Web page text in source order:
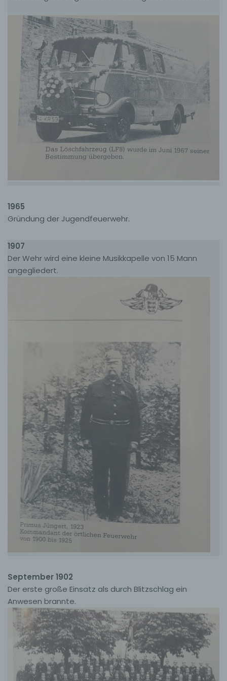
1965
Gründung der Jugendfeuerwehr.
1907
Der Wehr wird eine kleine Musikkapelle von 15 Mann
angegliedert.
September 1902
Der erste große Einsatz als durch Blitzschlag ein
Anwesen brannte.
diese Daten im Bedarfsfall ermöglichen,
begangene Straftaten aufzuklären. Insofern ist die
Speicherung dieser Daten zur Absicherung des für
die Verarbeitung Verantwortlichen erforderlich.
Eine Weitergabe dieser Daten an Dritte erfolgt
grundsätzlich nicht, sofern keine gesetzliche
Pflicht zur Weitergabe besteht oder die Weitergabe
der Strafverfolgung dient.
Die Registrierung der betroffenen Person unter
freiwilliger Angabe personenbezogener Daten
dient dem für die Verarbeitung Verantwortlichen
dazu, der betroffenen Person Inhalte oder
Leistungen anzubieten, die aufgrund der Natur der
Sache nur registrierten Benutzern angeboten
werden können. Registrierten Personen steht die
angegebenen personenbezogenen Daten
Datenbestand des für die Verarbeitung
Verantwortlichen löschen zu lassen.
jeder betroffenen Person jederzeit auf Anfrage
Auskunft darüber, welche personenbezogenen
Daten über die betroffene Person gespeichert sind.
Ferner berichtigt oder löscht der für die
Verarbeitung Verantwortliche personenbezogene
Daten auf Wunsch oder Hinweis der betroffenen
Person, soweit dem keine gesetzlichen
diesem Zusammenhang als Ansprechpartner zur
Kontaktmöglichkeit über die Internetseite
Die Internetseite enthält aufgrund von gesetzlichen
Vorschriften Angaben, die eine schnelle elektronische
Kontaktaufnahme zu unserem Unternehmen sowie
eine unmittelbare Kommunikation mit uns ermöglichen,
was ebenfalls eine allgemeine Adresse der
sogenannten elektronischen Post (E-Mail-Adresse)
umfasst. Sofern eine betroffene Person per E-Mail oder
über ein Kontaktformular den Kontakt mit dem für die
Verarbeitung Verantwortlichen aufnimmt, werden die
von der betroffenen Person übermittelten
personenbezogenen Daten automatisch gespeichert.
Solche auf freiwilliger Basis von einer betroffenen
Person an den für die Verarbeitung Verantwortlichen
übermittelten personenbezogenen Daten werden für
Zwecke der Bearbeitung oder der Kontaktaufnahme
zur betroffenen Person gespeichert. Es erfolgt keine
Weitergabe dieser personenbezogenen Daten an
Dritte.
Wir bieten den Nutzern auf einem Blog, der sich auf der
Internetseite des für die Verarbeitung Verantwortlichen
befindet, die Möglichkeit, individuelle Kommentare zu
einzelnen Blog-Beiträgen zu hinterlassen. Ein Blog ist
ein auf einer Internetseite geführtes, in der Regel
öffentlich einsehbares Portal, in welchem eine oder
mehrere Personen, die Blogger oder Web-Blogger
genannt werden, Artikel posten oder Gedanken in
sogenannten Blogposts niederschreiben können. Die
Blogposts können in der Regel von Dritten kommentiert
werden.